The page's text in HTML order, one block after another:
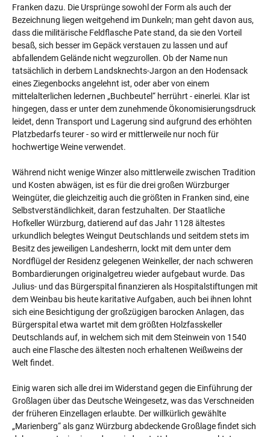
Franken dazu. Die Ursprünge sowohl der Form als auch der
Bezeichnung liegen weitgehend im Dunkeln; man geht davon aus,
dass die militärische Feldflasche Pate stand, da sie den Vorteil
besaß, sich besser im Gepäck verstauen zu lassen und auf
abfallendem Gelände nicht wegzurollen. Ob der Name nun
tatsächlich in derbem Landsknechts-Jargon an den Hodensack
eines Ziegenbocks angelehnt ist, oder aber von einem
mittelalterlichen ledernen „Buchbeutel“ herrührt - einerlei. Klar ist
hingegen, dass er unter dem zunehmende Ökonomisierungsdruck
leidet, denn Transport und Lagerung sind aufgrund des erhöhten
Platzbedarfs teurer - so wird er mittlerweile nur noch für
hochwertige Weine verwendet.
Während nicht wenige Winzer also mittlerweile zwischen Tradition
und Kosten abwägen, ist es für die drei großen Würzburger
Weingüter, die gleichzeitig auch die größten in Franken sind, eine
Selbstverständlichkeit, daran festzuhalten. Der Staatliche
Hofkeller Würzburg, datierend auf das Jahr 1128 ältestes
urkundlich belegtes Weingut Deutschlands und seitdem stets im
Besitz des jeweiligen Landesherrn, lockt mit dem unter dem
Nordflügel der Residenz gelegenen Weinkeller, der nach schweren
Bombardierungen originalgetreu wieder aufgebaut wurde. Das
Julius- und das Bürgerspital finanzieren als Hospitalstiftungen mit
dem Weinbau bis heute karitative Aufgaben, auch bei ihnen lohnt
sich eine Besichtigung der großzügigen barocken Anlagen, das
Bürgerspital etwa wartet mit dem größten Holzfasskeller
Deutschlands auf, in welchem sich mit dem Steinwein von 1540
auch eine Flasche des ältesten noch erhaltenen Weißweins der
Welt findet.
Einig waren sich alle drei im Widerstand gegen die Einführung der
Großlagen über das Deutsche Weingesetz, was das Verschneiden
der früheren Einzellagen erlaubte. Der willkürlich gewählte
„Marienberg“ als ganz Würzburg abdeckende Großlage findet sich